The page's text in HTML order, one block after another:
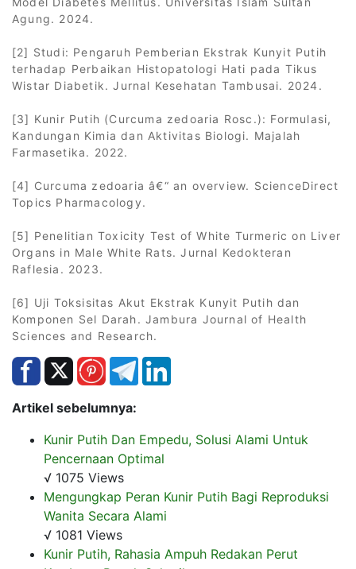
Agung. 2024.
[2] Studi: Pengaruh Pemberian Ekstrak Kunyit Putih
terhadap Perbaikan Histopatologi Hati pada Tikus
Wistar Diabetik. Jurnal Kesehatan Tambusai. 2024.
[3] Kunir Putih (Curcuma zedoaria Rosc.): Formulasi,
Kandungan Kimia dan Aktivitas Biologi. Majalah
Farmasetika. 2022.
[4] Curcuma zedoaria â€“ an overview. ScienceDirect
Topics Pharmacology.
[5] Penelitian Toxicity Test of White Turmeric on Liver
Organs in Male White Rats. Jurnal Kedokteran
Raflesia. 2023.
[6] Uji Toksisitas Akut Ekstrak Kunyit Putih dan
Komponen Sel Darah. Jambura Journal of Health
Sciences and Research.
Artikel sebelumnya:
Kunir Putih Dan Empedu, Solusi Alami Untuk
Pencernaan Optimal
√ 1075 Views
Mengungkap Peran Kunir Putih Bagi Reproduksi
Wanita Secara Alami
√ 1081 Views
Kunir Putih, Rahasia Ampuh Redakan Perut